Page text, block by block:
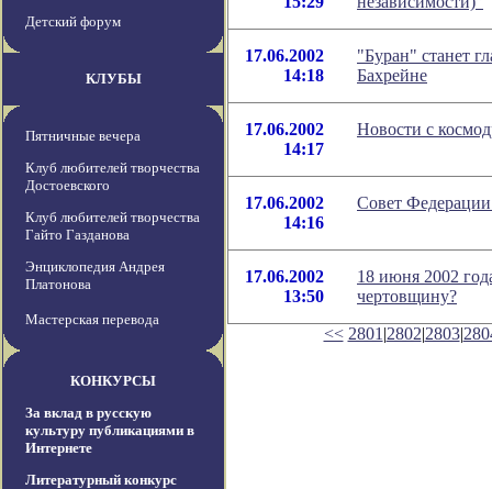
Детский форум
КЛУБЫ
Пятничные вечера
Клуб любителей творчества
Достоевского
Клуб любителей творчества
Гайто Газданова
Энциклопедия Андрея
Платонова
Мастерская перевода
КОНКУРСЫ
За вклад в русскую
культуру публикациями в
Интернете
Литературный конкурс
17.06.2002
14:18
"Буран" станет
Бахрейне
17.06.2002
14:17
Новости с
17.06.2002
14:16
Совет
17.06.2002
13:50
18 июня 2002
чертовщину?
<< 2801 |2802|2803|